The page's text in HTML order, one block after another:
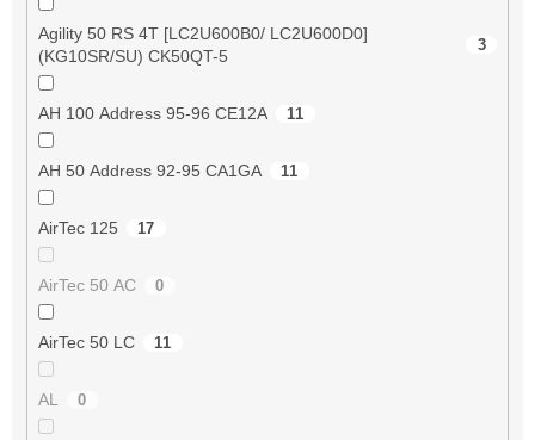
Agility 50 RS 4T [LC2U600B0/ LC2U600D0]
(KG10SR/SU) CK50QT-5
3
AH 100 Address 95-96 CE12A 11
AH 50 Address 92-95 CA1GA 11
AirTec 125 17
AirTec 50 AC 0
AirTec 50 LC 11
AL 0